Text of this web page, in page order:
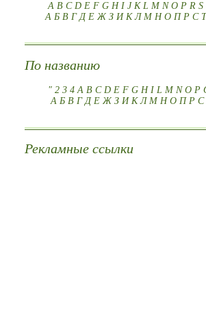
A B C D E F G H I J K L M N O P R S
А Б В Г Д Е Ж З И К Л М Н О П Р С Т
По названию
" 2 3 4 A B C D E F G H I L M N O P
А Б В Г Д Е Ж З И К Л М Н О П Р С
Рекламные ссылки